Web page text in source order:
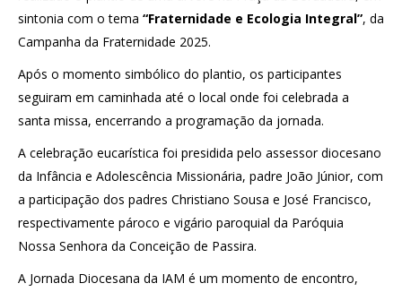
sintonia com o tema “Fraternidade e Ecologia Integral”, da
Campanha da Fraternidade 2025.
Após o momento simbólico do plantio, os participantes
seguiram em caminhada até o local onde foi celebrada a
santa missa, encerrando a programação da jornada.
A celebração eucarística foi presidida pelo assessor diocesano
da Infância e Adolescência Missionária, padre João Júnior, com
a participação dos padres Christiano Sousa e José Francisco,
respectivamente pároco e vigário paroquial da Paróquia
Nossa Senhora da Conceição de Passira.
A Jornada Diocesana da IAM é um momento de encontro,